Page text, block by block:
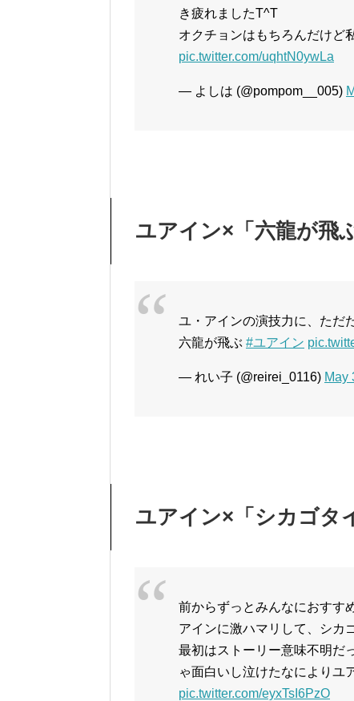
き疲れましたT^T
オクチョンはもちろんだけど
pic.twitter.com/uqhtN0ywLa
— よしは (@pompom__005)
ユアイン×「六龍が飛
ユ・アインの演技力に、ただ
六龍が飛ぶ #ユアイン
— れい子 (@reirei_0116) May
ユアイン×「シカゴタ
前からずっとみんなにおすす
アインに激ハマリして、シカ
最初はストーリー意味不明だ
ゃ面白いし泣けたなによりユ
pic.twitter.com/eyxTsI6PzO